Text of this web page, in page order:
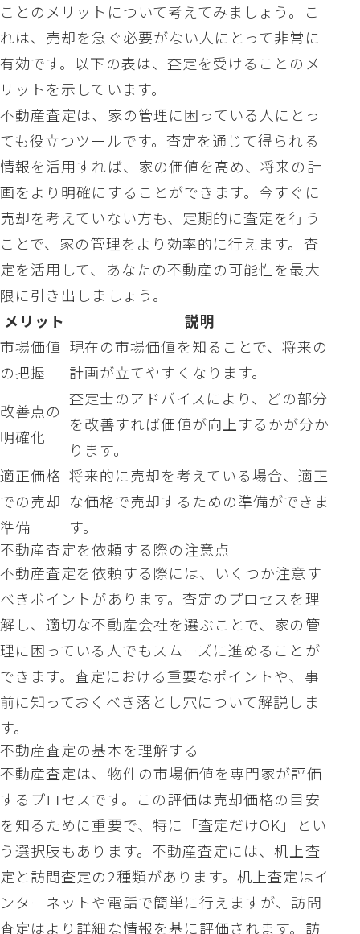
ことのメリットについて考えてみましょう。こ
れは、売却を急ぐ必要がない人にとって非常に
有効です。以下の表は、査定を受けることのメ
リットを示しています。
不動産査定は、家の管理に困っている人にとっ
ても役立つツールです。査定を通じて得られる
情報を活用すれば、家の価値を高め、将来の計
画をより明確にすることができます。今すぐに
売却を考えていない方も、定期的に査定を行う
ことで、家の管理をより効率的に行えます。査
定を活用して、あなたの不動産の可能性を最大
限に引き出しましょう。
メリット
説明
市場価値
の把握
現在の市場価値を知ることで、将来の
計画が立てやすくなります。
改善点の
明確化
査定士のアドバイスにより、どの部分
を改善すれば価値が向上するかが分か
ります。
適正価格
での売却
準備
将来的に売却を考えている場合、適正
な価格で売却するための準備ができま
す。
不動産査定を依頼する際の注意点
不動産査定を依頼する際には、いくつか注意す
べきポイントがあります。査定のプロセスを理
解し、適切な不動産会社を選ぶことで、家の管
理に困っている人でもスムーズに進めることが
できます。査定における重要なポイントや、事
前に知っておくべき落とし穴について解説しま
す。
不動産査定の基本を理解する
不動産査定は、物件の市場価値を専門家が評価
するプロセスです。この評価は売却価格の目安
を知るために重要で、特に「査定だけOK」とい
う選択肢もあります。不動産査定には、机上査
定と訪問査定の2種類があります。机上査定はイ
ンターネットや電話で簡単に行えますが、訪問
査定はより詳細な情報を基に評価されます。訪